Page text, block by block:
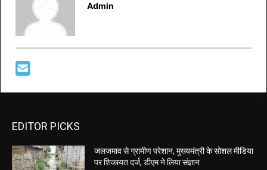
Admin
EDITOR PICKS
जलजमाव से ग्रामीण परेशान, मुख्यमंत्री के सोशल मीडिया
पर शिकायत दर्ज, डीएम ने लिया संज्ञान